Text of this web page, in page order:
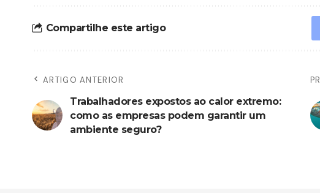
Compartilhe este artigo
ARTIGO ANTERIOR
Trabalhadores expostos ao calor extremo:
como as empresas podem garantir um
ambiente seguro?